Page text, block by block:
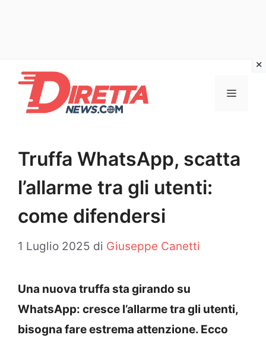
contenuto
Menu
Truffa WhatsApp, scatta
l’allarme tra gli utenti:
come difendersi
1 Luglio 2025 di Giuseppe Canetti
Una nuova truffa sta girando su
WhatsApp: cresce l’allarme tra gli utenti,
bisogna fare estrema attenzione. Ecco